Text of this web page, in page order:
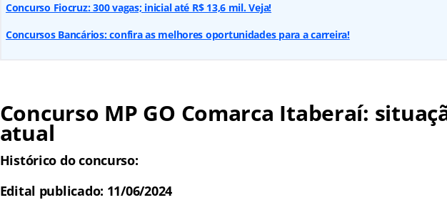
Concurso Fiocruz: 300 vagas; inicial até R$ 13,6 mil. Veja!
Concursos Bancários: confira as melhores oportunidades para a carreira!
Concurso MP GO Comarca Itaberaí:
atual
Histórico do concurso:
Edital publicado: 11/06/2024